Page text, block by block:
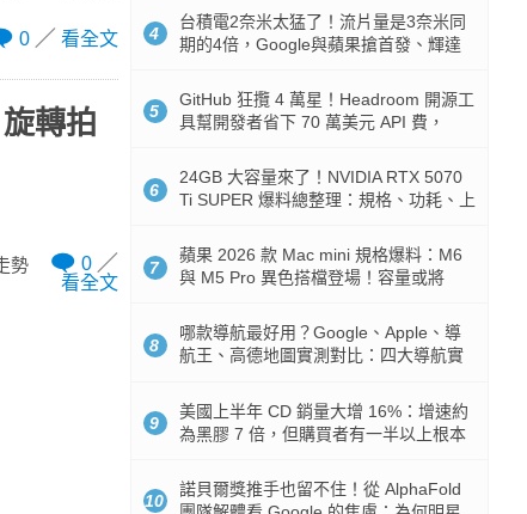
0
看全文
轉拍
勢
0
看全文
4
台積電2奈米太猛了！流片量是3奈米同
期的4倍，Google與蘋果搶首發、輝達
5
GitHub 狂攬 4 萬星！Headroom 開源工
具幫開發者省下 70 萬美元 API 費，
6
24GB 大容量來了！NVIDIA RTX 5070
Ti SUPER 爆料總整理：規格、功耗、上
7
蘋果 2026 款 Mac mini 規格爆料：M6
與 M5 Pro 異色搭檔登場！容量或將
8
哪款導航最好用？Google、Apple、導
航王、高德地圖實測對比：四大導航實
9
美國上半年 CD 銷量大增 16%：增速約
為黑膠 7 倍，但購買者有一半以上根本
10
諾貝爾獎推手也留不住！從 AlphaFold